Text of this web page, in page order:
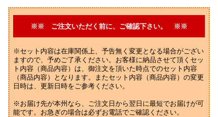
※※ ご注文いただく前に、ご確認下さい。 ※※
※セット内容は在庫関係上、予告無く変更となる場合がござい
ますので、予めご了承ください。お客様に納品させて頂くセッ
ト内容（商品内容）は、御注文を頂いた時点でのセット内容
（商品内容）となります。またセット内容（商品内容）の変更
日時は、更新日時をご参考ください。
※お届け先が本州なら、ご注文日から翌日に最短でお届けが可
能です。お急ぎの場合は必ずお電話でご確認ください。